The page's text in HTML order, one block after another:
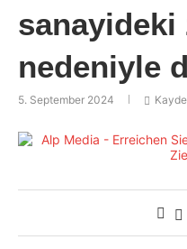
sanayideki
nedeniyle
5. September 2024